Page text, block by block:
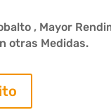
, Mayor
otras Medidas.